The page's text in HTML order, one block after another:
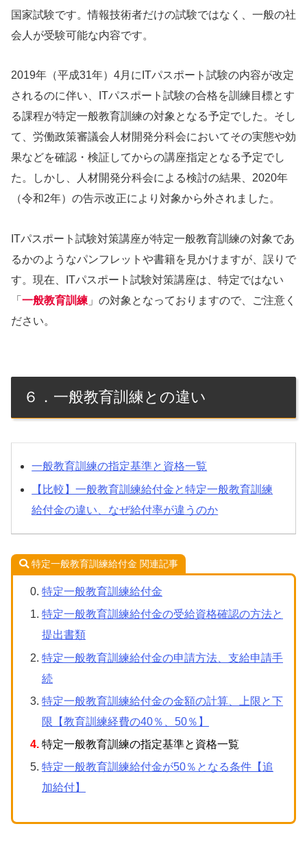
国家試験です。情報技術者だけの試験ではなく、一般の社
会人が受験可能な内容です。
2019年（平成31年）4月にITパスポート試験の内容が改定
されるのに伴い、ITパスポート試験の合格を訓練目標とす
る課程が特定一般教育訓練の対象となる予定でした。そし
て、労働政策審議会人材開発分科会においてその実態や効
果などを確認・検証してからの講座指定となる予定でし
た。しかし、人材開発分科会による検討の結果、2020年
（令和2年）の告示改正により対象から外されました。
ITパスポート試験対策講座が特定一般教育訓練の対象であ
るかのようなパンフレットや書籍を見かけますが、誤りで
す。現在、ITパスポート試験対策講座は、特定ではない
「 一般教育訓練 」の対象となっておりますので、ご注意く
ださい。
６．一般教育訓練との違い
一般教育訓練の指定基準と資格一覧
【比較】一般教育訓練給付金と特定一般教育訓練
給付金の違い、なぜ給付率が違うのか
特定一般教育訓練給付金 関連記事
特定一般教育訓練給付金
特定一般教育訓練給付金の受給資格確認の方法と
提出書類
特定一般教育訓練給付金の申請方法、支給申請手
続
特定一般教育訓練給付金の金額の計算、上限と下
限【教育訓練経費の40％、50％】
特定一般教育訓練の指定基準と資格一覧
特定一般教育訓練給付金が50％となる条件【追
加給付】